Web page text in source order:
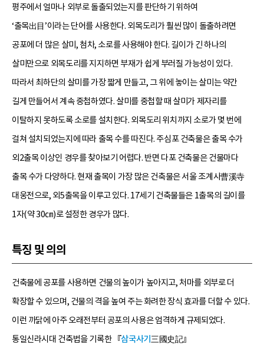
평주에서 얼마나 외부로 돌출되었는지를 판단하기 위하여
‘출목出目’이라는 단어를 사용한다. 외목도리가 훨씬 많이 돌출하려면
공포에 더 많은 살미, 첨차, 소로를 사용해야 한다. 길이가 긴 하나의
살미만으로 외목도리를 지지하면 부재가 쉽게 부러질 가능성이 있다.
따라서 최하단의 살미를 가장 짧게 만들고, 그 위에 놓이는 살미는 약간
길게 만들어서 계속 중첩하였다. 살미를 중첩할 때 살미가 제자리를
이탈하지 못하도록 소로를 설치한다. 외목도리 위치까지 소로가 몇 번에
걸쳐 설치되었는지에 따라 출목 수를 따진다. 주심포 건축물은 출목 수가
외2출목 이상인 경우를 찾아보기 어렵다. 반면 다포 건축물은 건물마다
출목 수가 다양하다. 현재 출목이 가장 많은 건축물은 서울 조계사曹溪寺
대웅전으로, 외5출목을 이루고 있다. 17세기 건축물들은 1출목의 길이를
1자(약 30㎝)로 설정한 경우가 많다.
특징 및 의의
건축물에 공포를 사용하면 건물의 높이가 높아지고, 처마를 외부로 더
확장할 수 있으며, 건물의 격을 높여 주는 화려한 장식 효과를 더할 수 있다.
이런 까닭에 아주 오래전부터 공포의 사용은 엄격하게 규제되었다.
통일신라시대 건축법을 기록한 『삼국사기 三國史記』